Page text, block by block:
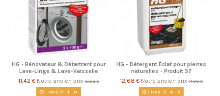
HG - Rénovateur & Détartrant pour
Lave-Linge & Lave-Vaisselle
11,42 € Notre ancien prix 12,69 €
144d. 17 :41 :14
HG - Détergent Éclat pour pierres
naturelles - Produit 37
12,68 € Notre ancien prix 14,09 €
144d. 17 :41 :14